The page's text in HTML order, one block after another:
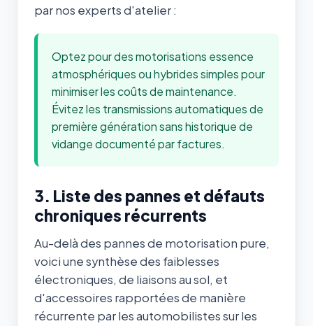
par nos experts d'atelier :
Optez pour des motorisations essence
atmosphériques ou hybrides simples pour
minimiser les coûts de maintenance.
Évitez les transmissions automatiques de
première génération sans historique de
vidange documenté par factures.
3. Liste des pannes et défauts
chroniques récurrents
Au-delà des pannes de motorisation pure,
voici une synthèse des faiblesses
électroniques, de liaisons au sol, et
d'accessoires rapportées de manière
récurrente par les automobilistes sur les